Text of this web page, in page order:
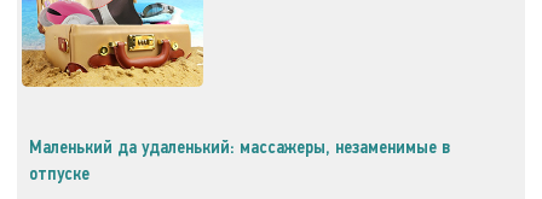
Маленький да удаленький: массажеры, незаменимые в
отпуске